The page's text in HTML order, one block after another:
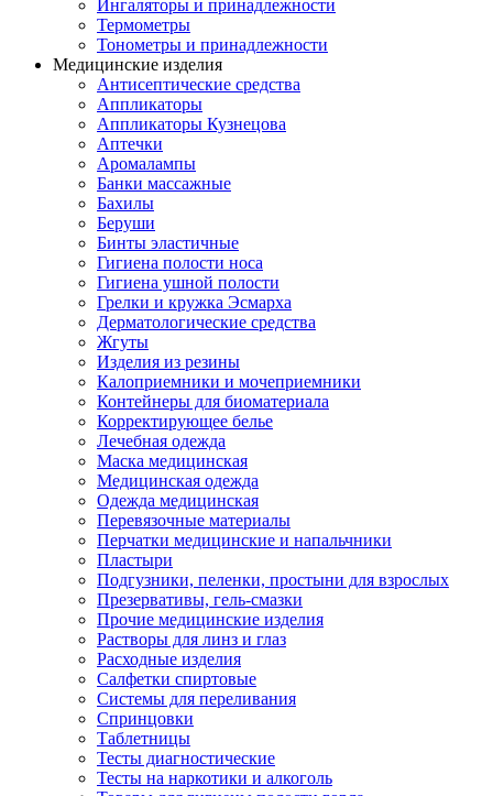
Ингаляторы и принадлежности
Термометры
Тонометры и принадлежности
Медицинские изделия
Антисептические средства
Аппликаторы
Аппликаторы Кузнецова
Аптечки
Аромалампы
Банки массажные
Бахилы
Беруши
Бинты эластичные
Гигиена полости носа
Гигиена ушной полости
Грелки и кружка Эсмарха
Дерматологические средства
Жгуты
Изделия из резины
Калоприемники и мочеприемники
Контейнеры для биоматериала
Корректирующее белье
Лечебная одежда
Маска медицинская
Медицинская одежда
Одежда медицинская
Перевязочные материалы
Перчатки медицинские и напальчники
Пластыри
Подгузники, пеленки, простыни для взрослых
Презервативы, гель-смазки
Прочие медицинские изделия
Растворы для линз и глаз
Расходные изделия
Салфетки спиртовые
Системы для переливания
Спринцовки
Таблетницы
Тесты диагностические
Тесты на наркотики и алкоголь